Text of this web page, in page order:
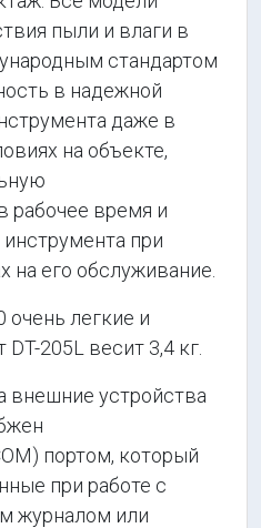
пыли и влаги в
стандартом
в надежной
даже в
на объекте,
рабочее время и
при
на его обслуживание.
очень легкие и
205L весит 3,4 кг.
внешние устройства
портом, который
при работе с
журналом или